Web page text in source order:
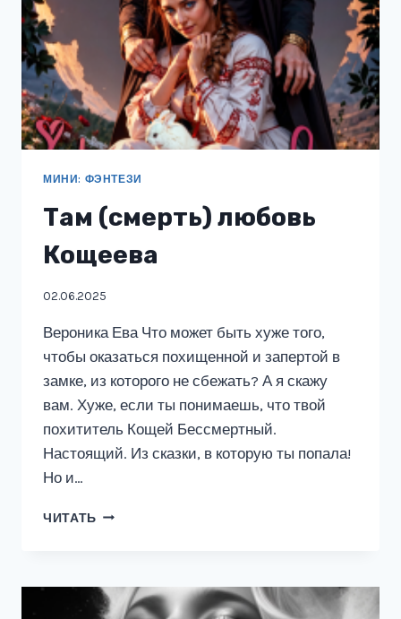
МИНИ: ФЭНТЕЗИ
Там (смерть) любовь
Кощеева
02.06.2025
Вероника Ева Что может быть хуже того,
чтобы оказаться похищенной и запертой в
замке, из которого не сбежать? А я скажу
вам. Хуже, если ты понимаешь, что твой
похититель Кощей Бессмертный.
Настоящий. Из сказки, в которую ты попала!
Но и…
ЧИТАТЬ ТАМ